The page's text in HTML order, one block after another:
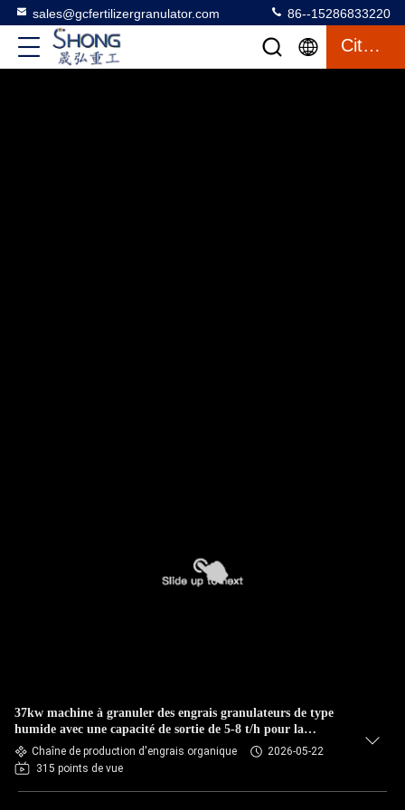
sales@gcfertilizergranulator.com 86--15286833220
Citation
37kw machine à granuler des engrais granulateurs de type
humide avec une capacité de sortie de 5-8 t/h pour la
production d'engrais organiques
Chaîne de production d'engrais organique
2026-05-22
315 points de vue